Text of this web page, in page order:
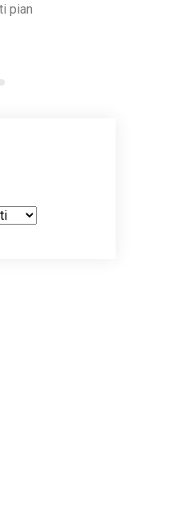
La pulizia split condizionator